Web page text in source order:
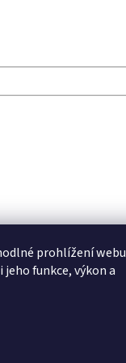
prohlížení webu
funkce, výkon a